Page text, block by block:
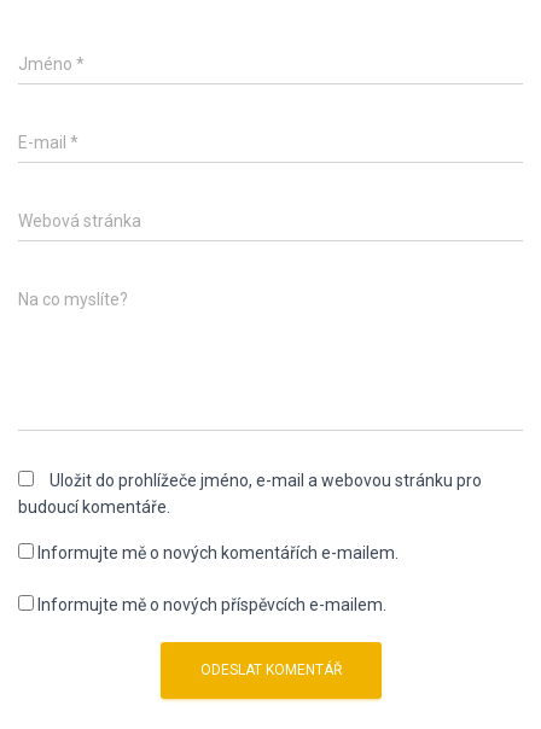
Jméno *
E-mail *
Webová stránka
Na co myslíte?
Uložit do prohlížeče jméno, e-mail a webovou stránku pro
budoucí komentáře.
Informujte mě o nových komentářích e-mailem.
Informujte mě o nových příspěvcích e-mailem.